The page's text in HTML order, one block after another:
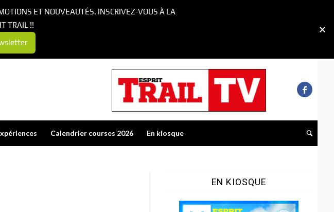
Calendrier courses 2026 En kiosque
EN KIOSQUE
ET NOUVEAUTÉS. INSCRIVEZ-VOUS À LA
TRAIL !!